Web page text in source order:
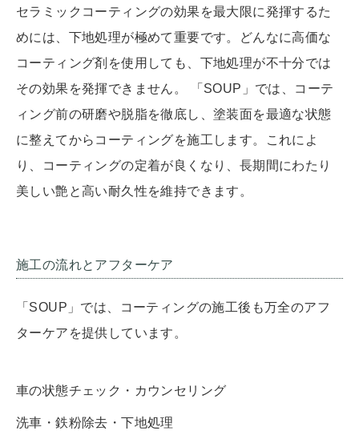
セラミックコーティングの効果を最大限に発揮するた
めには、下地処理が極めて重要です。どんなに高価な
コーティング剤を使用しても、下地処理が不十分では
その効果を発揮できません。 「SOUP」では、コーテ
ィング前の研磨や脱脂を徹底し、塗装面を最適な状態
に整えてからコーティングを施工します。これによ
り、コーティングの定着が良くなり、長期間にわたり
美しい艶と高い耐久性を維持できます。
施工の流れとアフターケア
「SOUP」では、コーティングの施工後も万全のアフ
ターケアを提供しています。
車の状態チェック・カウンセリング
洗車・鉄粉除去・下地処理